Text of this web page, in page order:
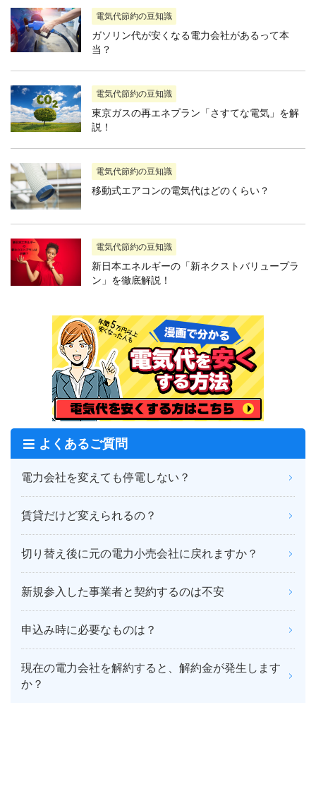
電気代節約の豆知識
ガソリン代が安くなる電力会社があるって本
当？
電気代節約の豆知識
東京ガスの再エネプラン「さすてな電気」を解
説！
電気代節約の豆知識
移動式エアコンの電気代はどのくらい？
電気代節約の豆知識
新日本エネルギーの「新ネクストバリュープラ
ン」を徹底解説！
よくあるご質問
電力会社を変えても停電しない？
賃貸だけど変えられるの？
切り替え後に元の電力小売会社に戻れますか？
新規参入した事業者と契約するのは不安
申込み時に必要なものは？
現在の電力会社を解約すると、解約金が発生します
か？